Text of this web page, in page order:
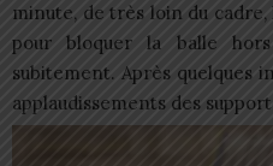
minute, de très loin du cadre,
pour bloquer la balle
subitement. Après quelques
applaudissements des